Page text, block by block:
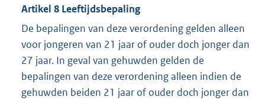
Artikel 8 Leeftijdsbepaling
De bepalingen van deze verordening gelden alleen
voor jongeren van 21 jaar of ouder doch jonger dan
27 jaar. In geval van gehuwden gelden de
bepalingen van deze verordening alleen indien de
gehuwden beiden 21 jaar of ouder doch jonger dan